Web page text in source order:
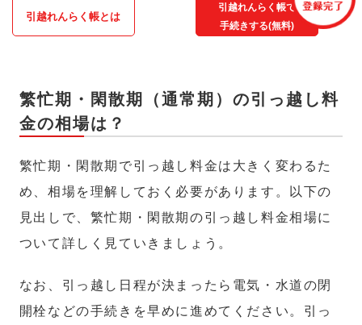
引越れんらく帳とは
引越れんらく帳で
手続きする(無料)
繁忙期・閑散期（通常期）の引っ越し料
金の相場は？
繁忙期・閑散期で引っ越し料金は大きく変わるた
め、相場を理解しておく必要があります。以下の
見出しで、繁忙期・閑散期の引っ越し料金相場に
ついて詳しく見ていきましょう。
なお、引っ越し日程が決まったら電気・水道の閉
開栓などの手続きを早めに進めてください。引っ